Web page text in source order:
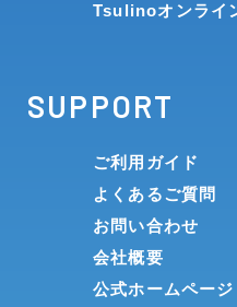
Tsulinoオンライ
SUPPORT
ご利用ガイド
よくあるご質問
お問い合わせ
会社概要
公式ホームページ